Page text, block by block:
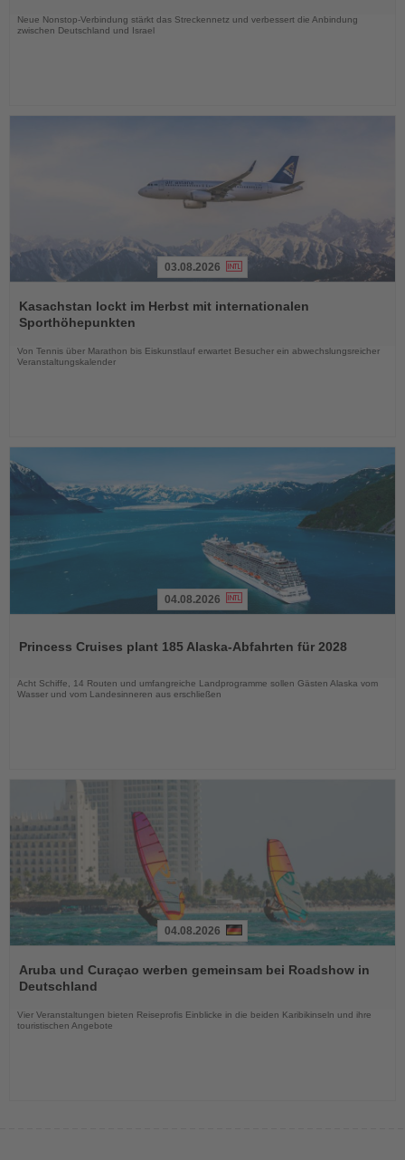
Neue Nonstop-Verbindung stärkt das Streckennetz und verbessert die Anbindung
zwischen Deutschland und Israel
Sie
die
Nachrichten
03.08.2026
Kasachstan lockt im Herbst mit internationalen
Sporthöhepunkten
Von Tennis über Marathon bis Eiskunstlauf erwartet Besucher ein abwechslungsreicher
Veranstaltungskalender
die
04.08.2026
Princess Cruises plant 185 Alaska-Abfahrten für 2028
Acht Schiffe, 14 Routen und umfangreiche Landprogramme sollen Gästen Alaska vom
Wasser und vom Landesinneren aus erschließen
Sie
die
04.08.2026
Aruba und Curaçao werben gemeinsam bei Roadshow in
Deutschland
Vier Veranstaltungen bieten Reiseprofis Einblicke in die beiden Karibikinseln und ihre
touristischen Angebote